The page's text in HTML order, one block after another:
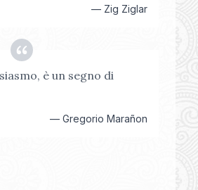
— Zig Ziglar
è un segno di
— Gregorio Marañon